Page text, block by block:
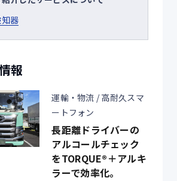
器
報
運輸・物流 / 高耐久スマ
ートフォン
長距離ドライバーの
アルコールチェック
をTORQUE®︎＋アルキ
ラーで効率化。